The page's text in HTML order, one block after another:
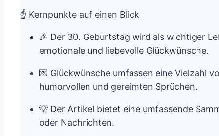
☝️ Kernpunkte auf einen Blick
🎉 Der 30. Geburtstag wird als wichtiger
emotionale und liebevolle Glückwünsche.
💌 Glückwünsche umfassen eine Vielzahl
humorvollen und gereimten Sprüchen.
💡 Der Artikel bietet eine umfassende
oder Nachrichten.